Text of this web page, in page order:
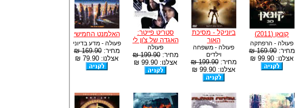
קונאן (2011)
פעולה - הרפתקה
מחיר:169.90 ₪
אצלנו: 99.90 ₪
ביוניקל - מסיכת
האור
פעולה - משפחה
וילדים
מחיר:199.90 ₪
אצלנו: 99.90 ₪
סטריט פייטר:
האגדה של צ'ון לי
פעולה
מחיר:199.90 ₪
אצלנו: 99.90 ₪
האלמנט החמישי
פעולה - מדע בדיוני
מחיר:169.90 ₪
אצלנו: 79.90 ₪